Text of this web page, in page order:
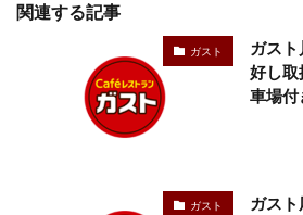
関連する記事
ガスト
ガス
好し取
車場付
ガスト
ガス